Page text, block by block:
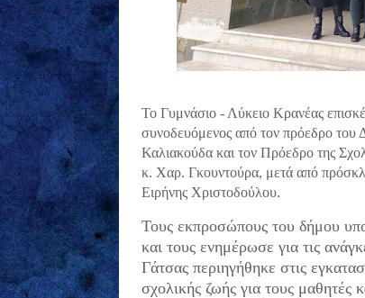
Το Γυμνάσιο - Λύκειο Κρανέας
συνοδευόμενος από τον πρόεδρο
Καλιακούδα και τον Πρόεδρο της
κ. Χαρ. Γκουντούρα, μετά από
Ειρήνης Χριστοδούλου.
Τους εκπροσώπους του δήμου
και τους ενημέρωσε για τις
Γάτσας περιηγήθηκε στις
σχολικής ζωής για τους μαθητές